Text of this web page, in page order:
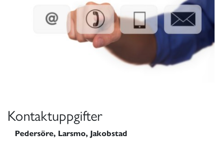
Kontaktuppgifter
Pedersöre, Larsmo, Jakobstad